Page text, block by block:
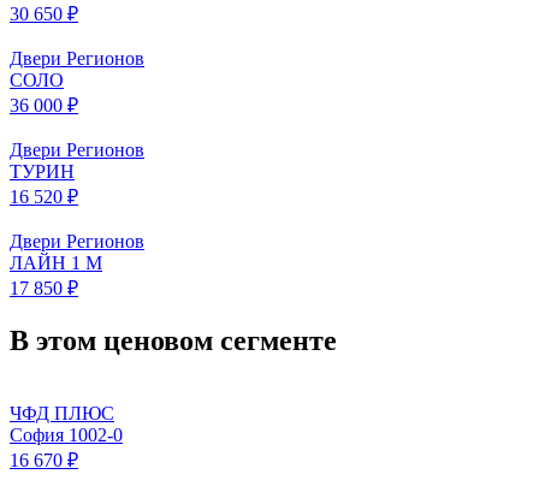
30 650 ₽
Двери Регионов
СОЛО
36 000 ₽
Двери Регионов
ТУРИН
16 520 ₽
Двери Регионов
ЛАЙН 1 М
17 850 ₽
В этом ценовом сегменте
ЧФД ПЛЮС
София 1002-0
16 670 ₽